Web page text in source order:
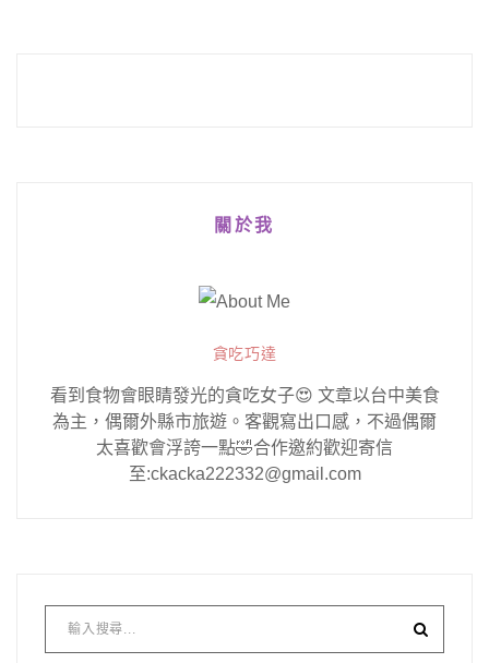
關於我
貪吃巧達
看到食物會眼睛發光的貪吃女子😍 文章以台中美食
為主，偶爾外縣市旅遊。客觀寫出口感，不過偶爾
太喜歡會浮誇一點🤣合作邀約歡迎寄信
至:ckacka222332@gmail.com